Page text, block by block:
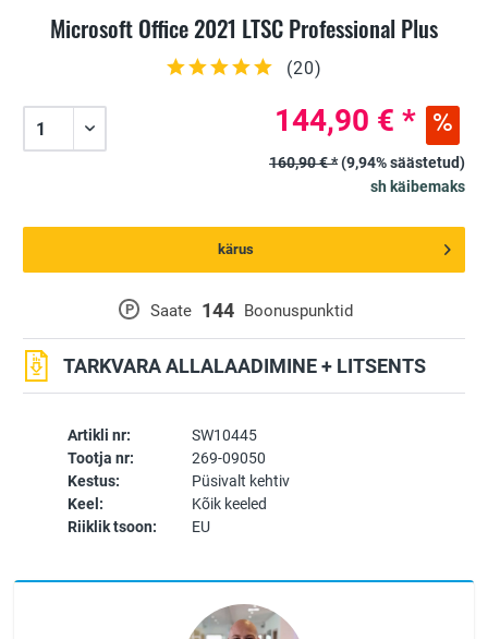
Microsoft Office 2021 LTSC Professional Plus
(20)
Artikli nr:
SW10445
Tootja nr:
269-09050
Kestus:
Püsivalt kehtiv
Keel:
Kõik keeled
Riiklik tsoon:
EU
P Saate 144 Boonuspunktid
TARKVARA ALLALAADIMINE + LITSENTS
144,90 € *
160,90 € *(9,94% säästetud)
sh käibemaks
kärus